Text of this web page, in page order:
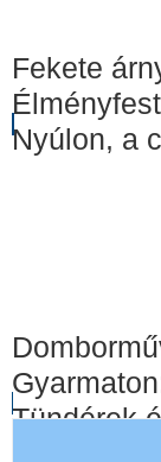
Fekete
Nyúlon, a
Tündérek